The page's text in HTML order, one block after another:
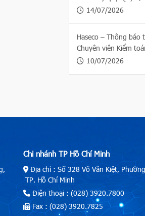
14/07/2026
Haseco – Thông báo
Chuyên viên Kiểm
10/07/2026
Chi nhánh TP Hồ Chí Minh
Địa chỉ : Số 328 Võ Văn Kiệt,
TP. Hồ Chí Minh
Điện thoại : (028) 3920.7800
Fax : (028) 3920.7825